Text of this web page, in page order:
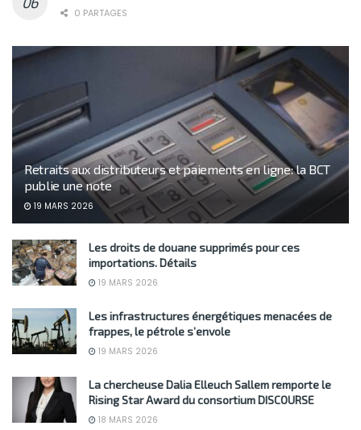
0 PARTAGES
Retraits aux distributeurs et paiements en ligne: la BCT
publie une note
19 MARS 2026
Les droits de douane supprimés pour ces
importations. Détails
19 MARS 2026
Les infrastructures énergétiques menacées de
frappes, le pétrole s’envole
19 MARS 2026
La chercheuse Dalia Elleuch Sallem remporte le
Rising Star Award du consortium DISCOURSE
18 MARS 2026